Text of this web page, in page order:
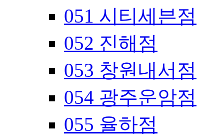
051 시티세븐점
052 진해점
053 창원내서점
054 광주운암점
055 율하점